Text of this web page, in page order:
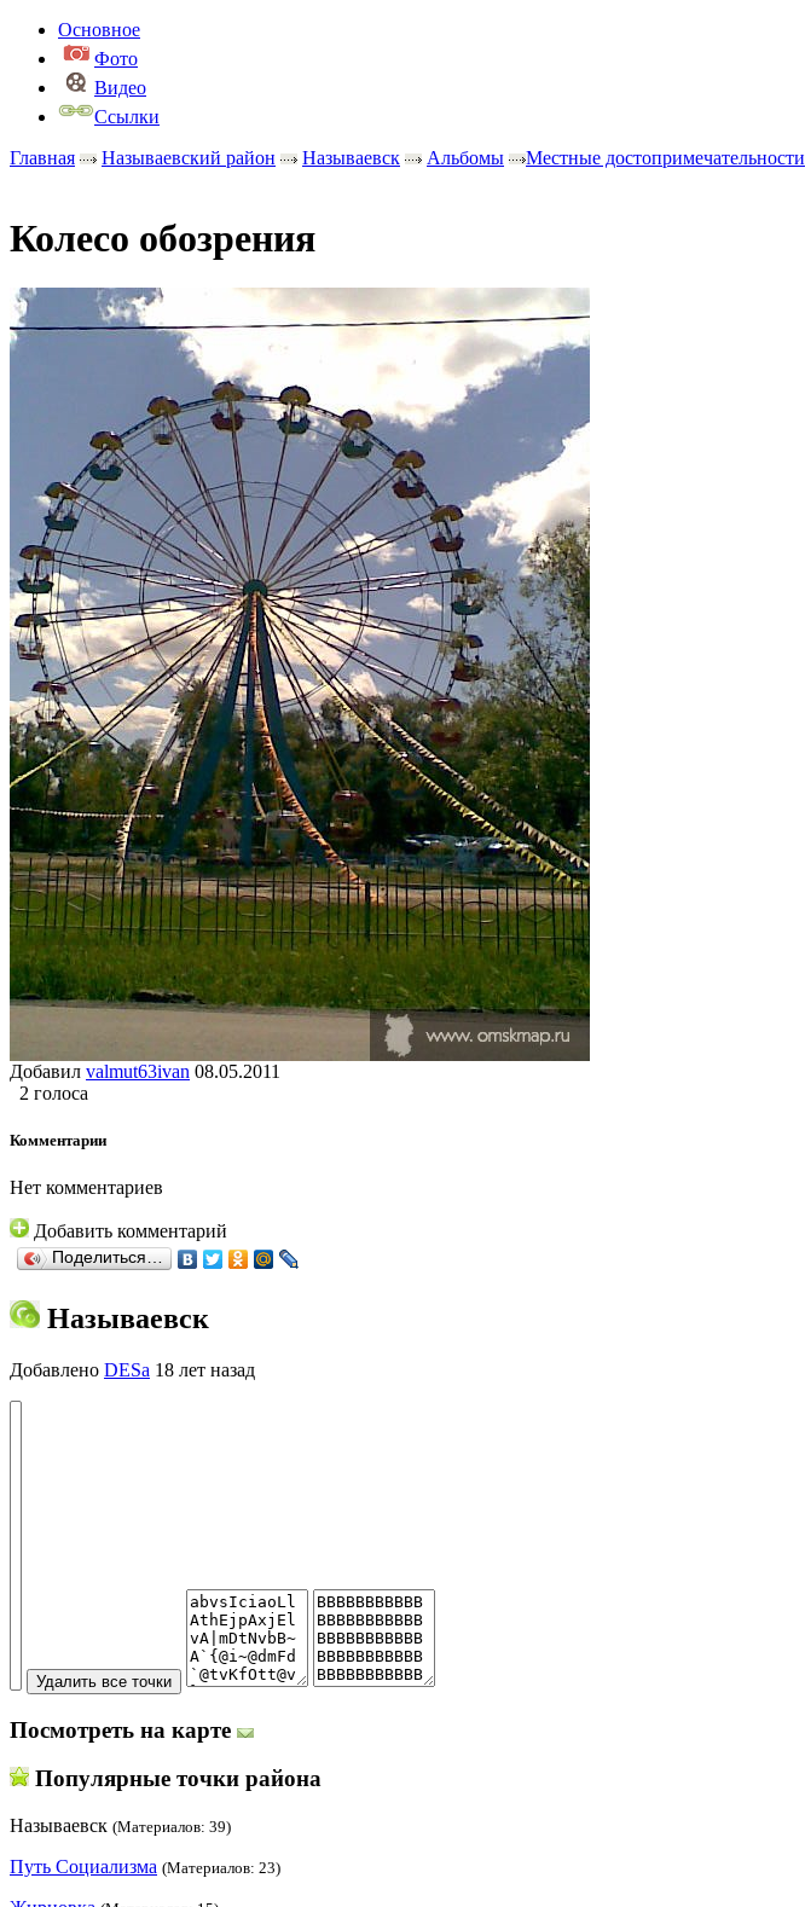
Основное
Фото
Видео
Ссылки
Главная
Называевский район Называевск Альбомы Местные достопримечательности
Колесо обозрения
Добавил valmut63ivan 08.05.2011
2 голоса
Комментарии
Нет комментариев
Добавить комментарий
Поделиться…
Называевск
Добавлено DESa 18 лет назад
Посмотреть на карте
Популярные точки района
Называевск (Материалов: 39)
Путь Социализма (Материалов: 23)